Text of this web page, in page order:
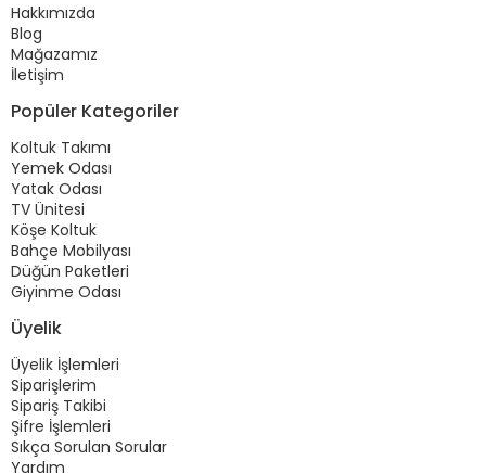
Hakkımızda
Blog
Mağazamız
İletişim
Popüler Kategoriler
Koltuk Takımı
Yemek Odası
Yatak Odası
TV Ünitesi
Köşe Koltuk
Bahçe Mobilyası
Düğün Paketleri
Giyinme Odası
Üyelik
Üyelik İşlemleri
Siparişlerim
Sipariş Takibi
Şifre İşlemleri
Sıkça Sorulan Sorular
Yardım